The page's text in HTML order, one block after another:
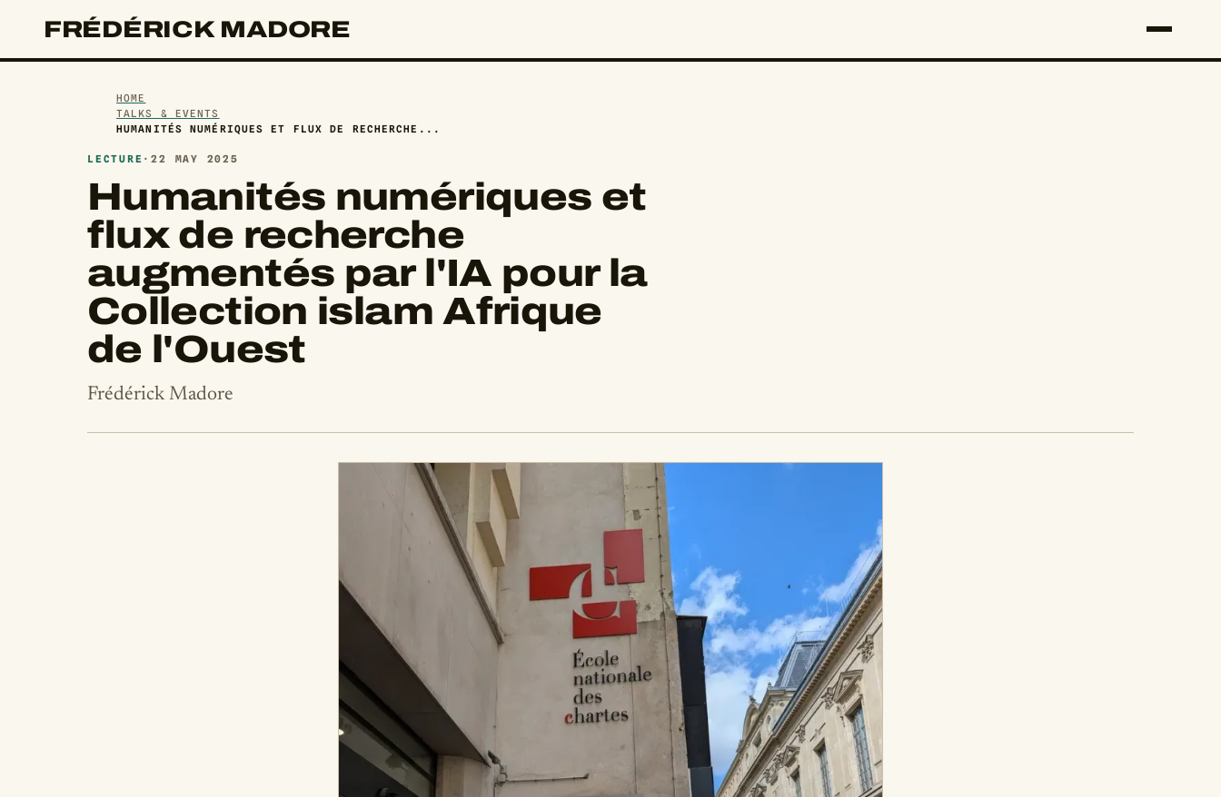
FRÉDÉRICK MADORE
HOME
TALKS & EVENTS
HUMANITÉS NUMÉRIQUES ET FLUX DE RECHERCHE...
LECTURE ·22 MAY 2025
Humanités numériques et
flux de recherche
augmentés par l'IA pour la
Collection islam Afrique
de l'Ouest
Frédérick Madore